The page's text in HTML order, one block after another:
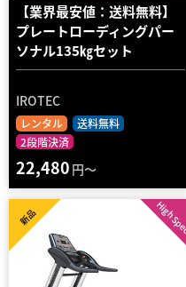
【業界最安値：送料無料】
プレートローディングパー
ソナル135㎏セット
IROTEC
レンタル
送料無料
2段階決済
22,480 円～
High Spec
新品